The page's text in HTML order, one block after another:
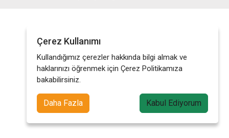
Çerez Kullanımı
Kullandığımız çerezler hakkında bilgi almak ve
haklarınızı öğrenmek için Çerez Politikamıza
bakabilirsiniz.
Daha Fazla Kabul Ediyorum